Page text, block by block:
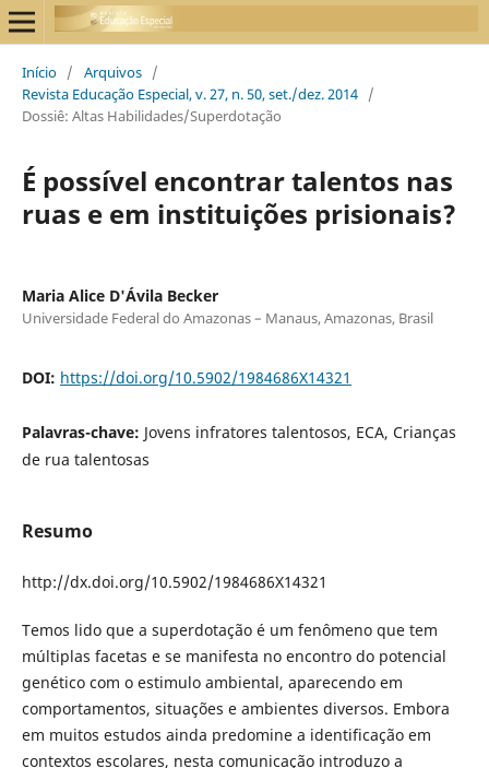
Início / Arquivos /
Revista Educação Especial, v. 27, n. 50, set./dez. 2014 /
Dossiê: Altas Habilidades/Superdotação
É possível encontrar talentos nas
ruas e em instituições prisionais?
Maria Alice D'Ávila Becker
Universidade Federal do Amazonas – Manaus, Amazonas, Brasil
DOI: https://doi.org/10.5902/1984686X14321
Palavras-chave: Jovens infratores talentosos, ECA, Crianças
de rua talentosas
Resumo
http://dx.doi.org/10.5902/1984686X14321
Temos lido que a superdotação é um fenômeno que tem
múltiplas facetas e se manifesta no encontro do potencial
genético com o estimulo ambiental, aparecendo em
comportamentos, situações e ambientes diversos. Embora
em muitos estudos ainda predomine a identificação em
contextos escolares, nesta comunicação introduzo a